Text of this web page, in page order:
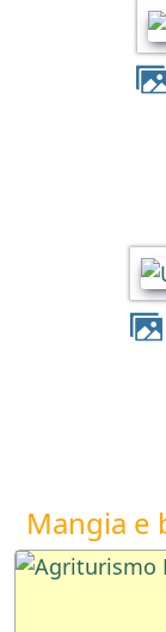
Mangia e